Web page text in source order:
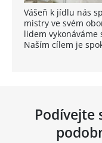
Vášeň k jídlu nás
mistry ve svém
lidem vykonáváme
Naším cílem je
Podívejte